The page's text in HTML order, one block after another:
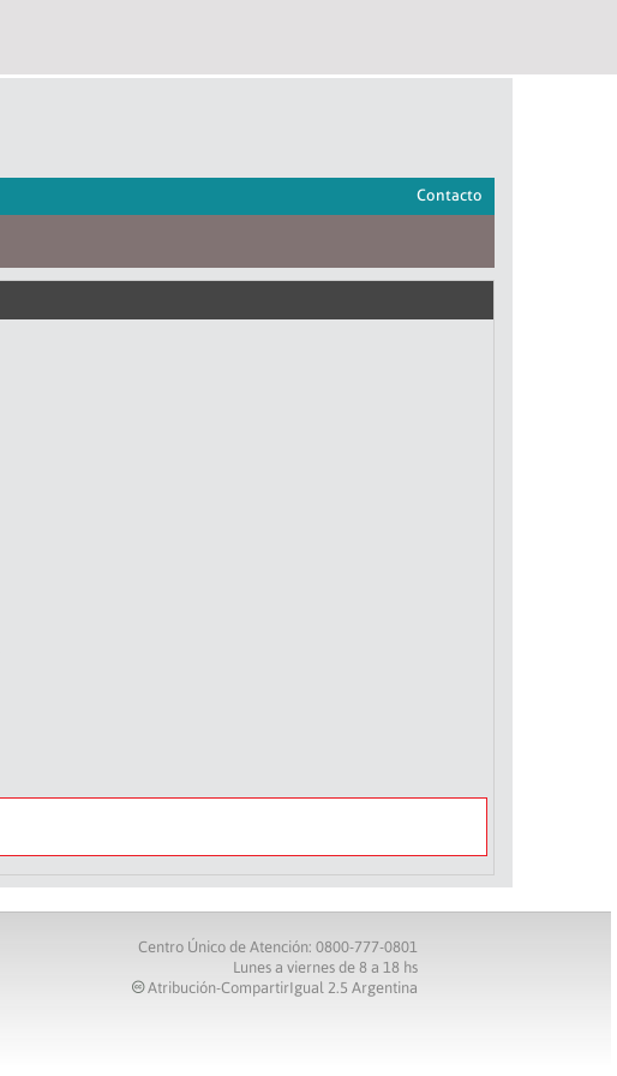
Contacto
Centro Único de Atención: 0800-777-0801
Lunes a viernes de 8 a 18 hs
cAtribución-CompartirIgual 2.5 Argentina